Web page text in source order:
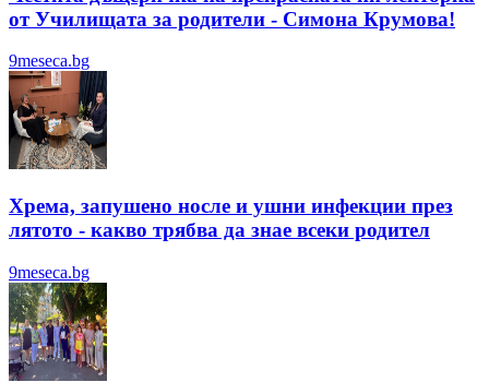
от Училищата за родители - Симона Крумова!
9meseca.bg
Хрема, запушено носле и ушни инфекции през
лятотo - какво трябва да знае всеки родител
9meseca.bg